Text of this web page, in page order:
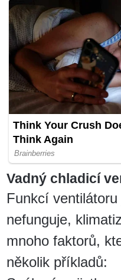
Vadný chladicí
Funkcí
nefunguje,
mnoho faktorů,
několik příkladů: